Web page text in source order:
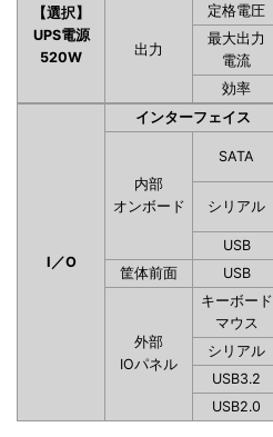
【選択】
UPS電源
520W
出力
定格電圧
最大出力
電流
効率
I／O
インターフェイス
内部
オンボード
SATA
シリアル
USB
筐体前面
USB
外部
IOパネル
キーボード
マウス
シリアル
USB3.2
USB2.0